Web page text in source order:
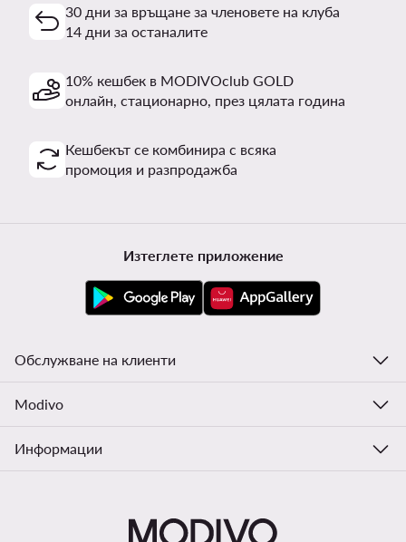
30 дни за връщане за членовете на клуба
14 дни за останалите
10% кешбек в MODIVOclub GOLD
онлайн, стационарно, през цялата година
Кешбекът се комбинира с всяка
промоция и разпродажба
Изтеглете приложение
Обслужване на клиенти
Modivo
Информации